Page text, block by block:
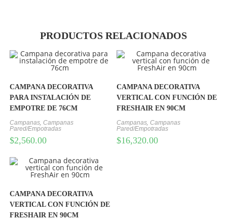
PRODUCTOS RELACIONADOS
CAMPANA DECORATIVA
PARA INSTALACIÓN DE
EMPOTRE DE 76CM
Campanas, Campanas
Pared/Empotradas
$2,560.00
CAMPANA DECORATIVA
VERTICAL CON FUNCIÓN DE
FRESHAIR EN 90CM
Campanas,Campanas
Pared/Empotradas
$16,320.00
CAMPANA DECORATIVA
VERTICAL CON FUNCIÓN DE
FRESHAIR EN 90CM